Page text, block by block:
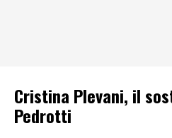
Cristina Plevani, il
Pedrotti